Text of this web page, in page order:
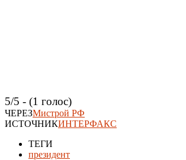
5/5 - (1 голос)
ЧЕРЕЗМистрой РФ
ИСТОЧНИКИНТЕРФАКС
ТЕГИ
президент